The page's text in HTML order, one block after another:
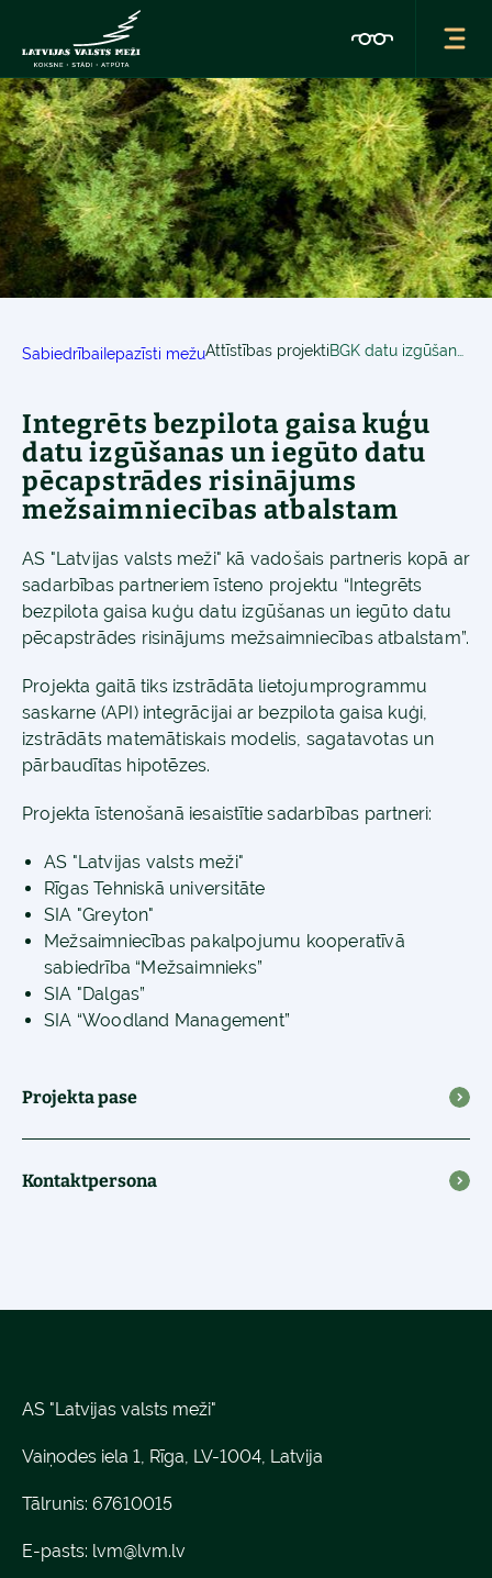
Sabiedrībai Iepazīsti mežuAttīstības projekti
Integrēts bezpilota gaisa kuģu
datu izgūšanas un iegūto datu
pēcapstrādes risinājums
mežsaimniecības atbalstam
AS "Latvijas valsts meži" kā vadošais partneris kopā ar
sadarbības partneriem īsteno projektu “Integrēts
bezpilota gaisa kuģu datu izgūšanas un iegūto datu
pēcapstrādes risinājums mežsaimniecības atbalstam”.
Projekta gaitā tiks izstrādāta lietojumprogrammu
saskarne (API) integrācijai ar bezpilota gaisa kuģi,
izstrādāts matemātiskais modelis, sagatavotas un
pārbaudītas hipotēzes.
Projekta īstenošanā iesaistītie sadarbības partneri:
AS "Latvijas valsts meži"
Rīgas Tehniskā universitāte
SIA "Greyton"
Mežsaimniecības pakalpojumu kooperatīvā
sabiedrība “Mežsaimnieks”
SIA "Dalgas”
SIA “Woodland Management”
Projekta pase
Kontaktpersona
AS "Latvijas valsts meži"
Vaiņodes iela 1, Rīga, LV-1004, Latvija
Tālrunis: 67610015
E-pasts: lvm@lvm.lv